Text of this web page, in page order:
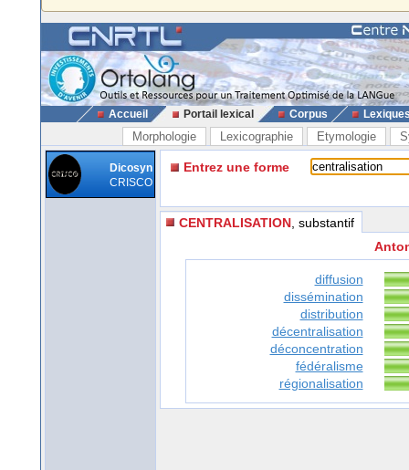
Accueil Portail lexical Corpus
Morphologie Lexicographie Etymologie
Dicosyn
CRISCO
Entrez une forme
CENTRALISATION , substantif
diffusion
dissémination
distribution
décentralisation
déconcentration
fédéralisme
régionalisation